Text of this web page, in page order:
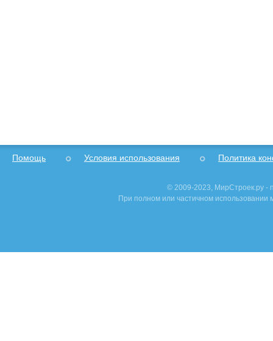
Помощь Условия использования Политика
© 2009-2023, МирСтроек.ру -
При полном или частичном использовании